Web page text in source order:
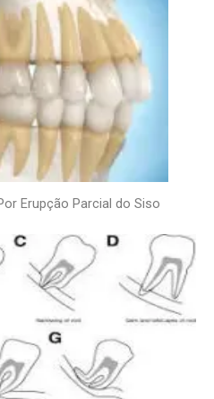
Erupção Parcial do Siso